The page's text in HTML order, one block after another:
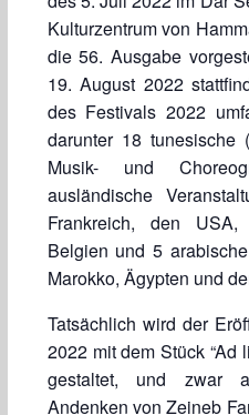
Kulturzentrum von
die 56. Ausgabe
19. August 2022
des Festivals 2022
darunter 18 tunesische
Musik- und
ausländische
Frankreich, den
Belgien und 5
Marokko, Ägypten und
Tatsächlich wird der
2022 mit dem Stück “Ad
gestaltet, und zwar
Andenken von Zeineb